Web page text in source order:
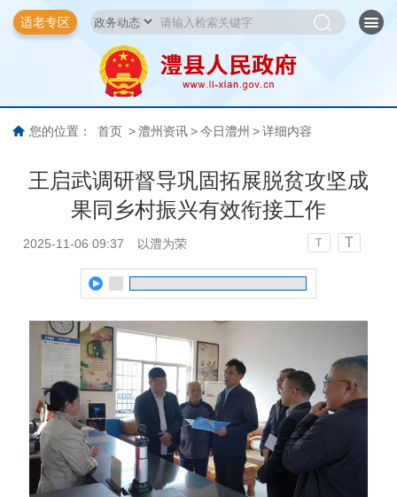
适老专区
您的位置： 首页 > 澧州资讯 > 今日澧州 > 详细内容
王启武调研督导巩固拓展脱贫攻坚成
果同乡村振兴有效衔接工作
2025-11-06 09:37 以澧为荣 T T